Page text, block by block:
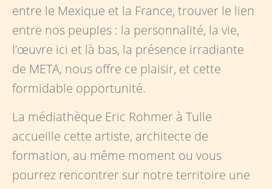
entre le Mexique et la France, trouver le lien
entre nos peuples : la personnalité, la vie,
l’œuvre ici et là bas, la présence irradiante
de META, nous offre ce plaisir, et cette
formidable opportunité.
La médiathèque Eric Rohmer à Tulle
accueille cette artiste, architecte de
formation, au même moment ou vous
pourrez rencontrer sur notre territoire une